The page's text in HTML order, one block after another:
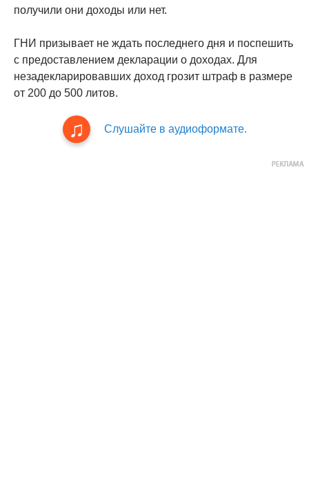
получили они доходы или нет.
ГНИ призывает не ждать последнего дня и поспешить
с предоставлением декларации о доходах. Для
незадекларировавших доход грозит штраф в размере
от 200 до 500 литов.
Слушайте в аудиоформате.